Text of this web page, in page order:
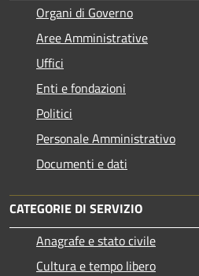
Organi di Governo
Aree Amministrative
Uffici
Enti e fondazioni
Politici
Personale Amministrativo
Documenti e dati
CATEGORIE DI SERVIZIO
Anagrafe e stato civile
Cultura e tempo libero